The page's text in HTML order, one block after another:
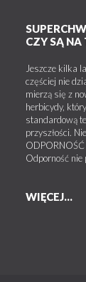
CZY SĄ
Jeszcze kilka
częściej nie
mierzą się z
herbicydy,
standardową
przyszłości.
ODPORNOŚĆ
Odporność nie
WIĘCEJ...